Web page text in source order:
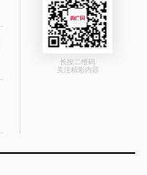
长按二维码
关注精彩内容